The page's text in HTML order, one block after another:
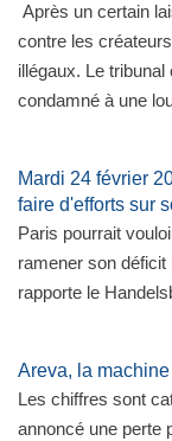
Après un certain
contre les
illégaux. Le
condamné à une
Mardi 24 février
faire d'efforts sur
Paris pourrait
ramener son
rapporte le
Areva, la
Les chiffres sont
annoncé une perte